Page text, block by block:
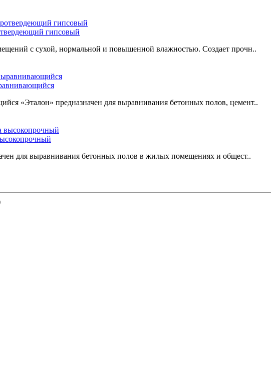
гипсовый
с сухой, нормальной и повышенной влажностью. Создает прочн..
«Эталон» предназначен для выравнивания бетонных полов, цемент..
для выравнивания бетонных полов в жилых помещениях и общест..